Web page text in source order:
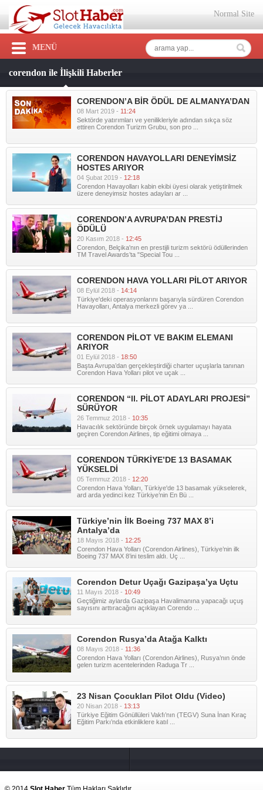
Normal Site
MENÜ
corendon ile İlişkili Haberler
CORENDON’A BİR ÖDÜL DE ALMANYA’DAN
08 Mart 2019 - 11:24
Sektörde yatırımları ve yenilikleriyle adından sıkça söz
ettiren Corendon Turizm Grubu, son pro ...
CORENDON HAVAYOLLARI DENEYİMSİZ
HOSTES ARIYOR
04 Şubat 2019 - 12:18
Corendon Havayolları kabin ekibi üyesi olarak yetiştirilmek
üzere deneyimsiz hostes adayları ar ...
CORENDON’A AVRUPA’DAN PRESTİJ
ÖDÜLÜ
20 Kasım 2018 - 12:45
Corendon, Belçika'nın en prestijli turizm sektörü ödüllerinden
TM Travel Awards’ta "Special Tou ...
CORENDON HAVA YOLLARI PİLOT ARIYOR
08 Eylül 2018 - 14:14
Türkiye'deki operasyonlarını başarıyla sürdüren Corendon
Havayolları, Antalya merkezli görev ya ...
CORENDON PİLOT VE BAKIM ELEMANI
ARIYOR
01 Eylül 2018 - 18:50
Başta Avrupa’dan gerçekleştirdiği charter uçuşlarla tanınan
Corendon Hava Yolları pilot ve uçak ...
CORENDON “ll. PİLOT ADAYLARI PROJESİ”
SÜRÜYOR
26 Temmuz 2018 - 10:35
Havacılık sektöründe birçok örnek uygulamayı hayata
geçiren Corendon Airlines, tip eğitimi olmaya ...
CORENDON TÜRKİYE’DE 13 BASAMAK
YÜKSELDİ
05 Temmuz 2018 - 12:20
Corendon Hava Yolları, Türkiye'de 13 basamak yükselerek,
ard arda yedinci kez Türkiye’nin En Bü ...
Türkiye’nin İlk Boeing 737 MAX 8’i
Antalya’da
18 Mayıs 2018 - 12:25
Corendon Hava Yolları (Corendon Airlines), Türkiye’nin ilk
Boeing 737 MAX 8’ini teslim aldı. Uç ...
Corendon Detur Uçağı Gazipaşa’ya Uçtu
11 Mayıs 2018 - 10:49
Geçtiğimiz aylarda Gazipaşa Havalimanına yapacağı uçuş
sayısını arttıracağını açıklayan Corendo ...
Corendon Rusya’da Atağa Kalktı
08 Mayıs 2018 - 11:36
Corendon Hava Yolları (Corendon Airlines), Rusya’nın önde
gelen turizm acentelerinden Raduga Tr ...
23 Nisan Çocukları Pilot Oldu (Video)
20 Nisan 2018 - 13:13
Türkiye Eğitim Gönüllüleri Vakfı’nın (TEGV) Suna İnan Kıraç
Eğitim Parkı’nda etkinliklere katıl ...